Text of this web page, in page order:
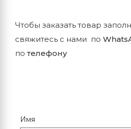
Чтобы заказать товар
свяжитесь с нами по
потелефону
Имя